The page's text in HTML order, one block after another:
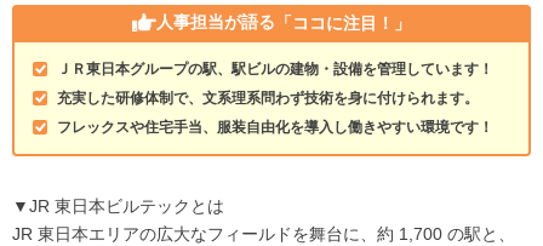
人事担当が語る 「ココに注目！」
ＪＲ東日本グループの駅、駅ビルの建物・設備を管理しています！
充実した研修体制で、文系理系問わず技術を身に付けられます。
フレックスや住宅手当、服装自由化を導入し働きやすい環境です！
▼JR 東日本ビルテックとは
JR 東日本エリアの広大なフィールドを舞台に、約 1,700 の駅と、